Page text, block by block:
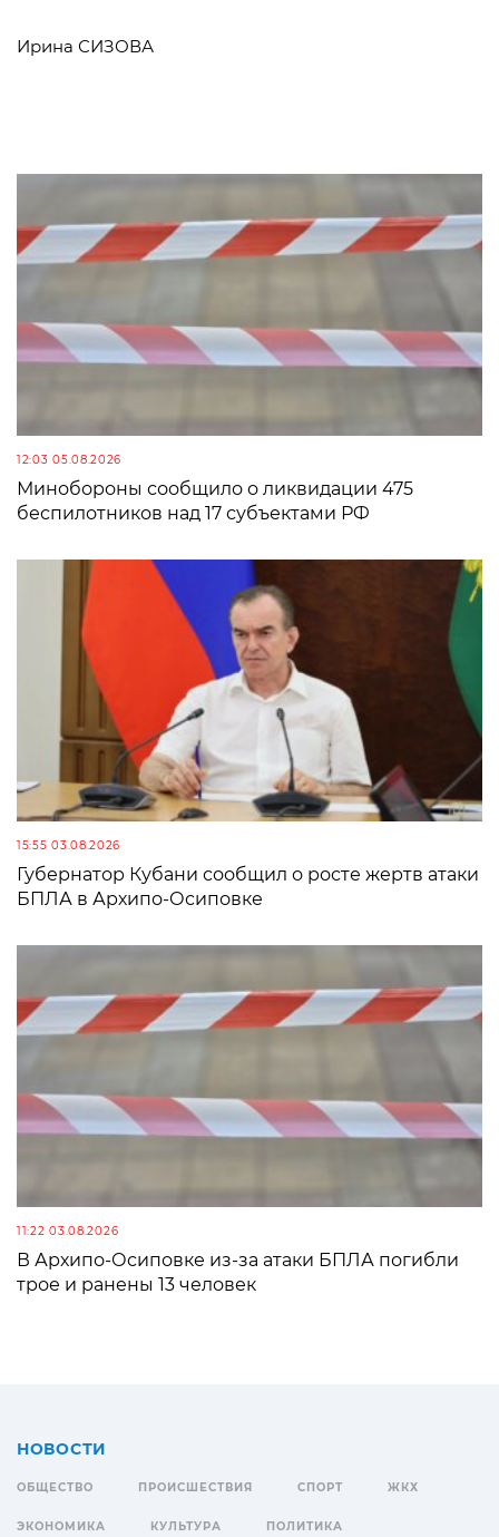
Ирина СИЗОВА
12:03 05.08.2026
Минобороны сообщило о ликвидации 475
беспилотников над 17 субъектами РФ
15:55 03.08.2026
Губернатор Кубани сообщил о росте жертв атаки
БПЛА в Архипо-Осиповке
11:22 03.08.2026
В Архипо-Осиповке из-за атаки БПЛА погибли
трое и ранены 13 человек
НОВОСТИ
ОБЩЕСТВО ПРОИСШЕСТВИЯ СПОРТ ЖКХ
ЭКОНОМИКА КУЛЬТУРА ПОЛИТИКА